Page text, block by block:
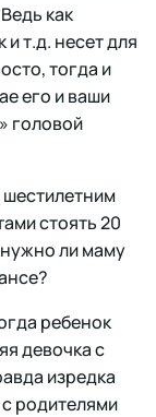
как
т.д. несет для
тогда и
его и ваши
головой
шестилетним
стоять 20
ли маму
ребенок
девочка с
изредка
родителями